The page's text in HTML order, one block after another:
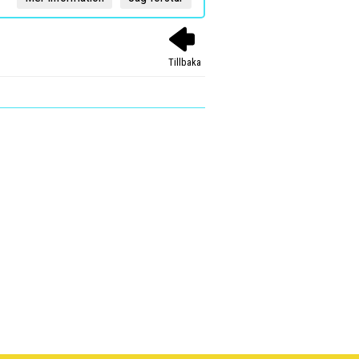
Tillbaka